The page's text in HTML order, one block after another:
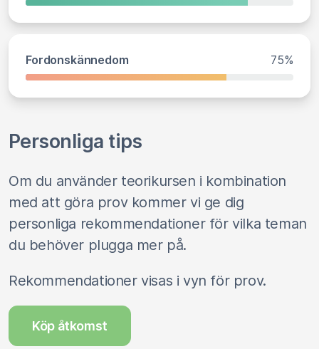
Fordonskännedom 75%
Personliga tips
Om du använder teorikursen i kombination
med att göra prov kommer vi ge dig
personliga rekommendationer för vilka teman
du behöver plugga mer på.
Rekommendationer visas i vyn för prov.
Köp åtkomst